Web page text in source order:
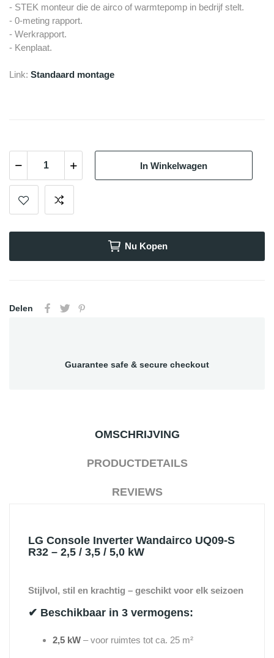
- STEK monteur die de airco of warmtepomp in bedrijf stelt.
- 0-meting rapport.
- Werkrapport.
- Kenplaat.
Link: Standaard montage
In Winkelwagen
Nu Kopen
Delen
Guarantee safe & secure checkout
OMSCHRIJVING
PRODUCTDETAILS
REVIEWS
LG Console Inverter Wandairco UQ09-S
R32 – 2,5 / 3,5 / 5,0 kW
Stijlvol, stil en krachtig – geschikt voor elk seizoen
✔ Beschikbaar in 3 vermogens:
2,5 kW – voor ruimtes tot ca. 25 m²